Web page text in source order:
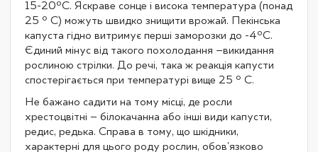
15-20ºС. Яскраве сонце і висока температура (понад
25 º С) можуть швидко знищити врожай. Пекінська
капуста гідно витримує перші заморозки до -4ºС.
Єдиний мінус від такого похолодання –викидання
рослиною стрілки. До речі, така ж реакція капусти
спостерігається при температурі вище 25 º С.
Не бажано садити на тому місці, де росли
хрестоцвітні – білокачанна або інші види капусти,
редис, редька. Справа в тому, що шкідники,
характерні для цього роду рослин, обов'язково